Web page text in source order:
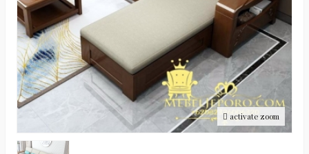
activate zoom